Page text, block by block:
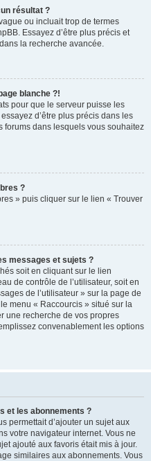
résultat ?
ou incluait trop de termes
Essayez d’être plus précis et
la recherche avancée.
blanche ?!
pour que le serveur puisse les
d’être plus précis dans les
forums dans lesquels vous souhaitez
?
» puis cliquer sur le lien « Trouver
messages et sujets ?
soit en cliquant sur le lien
de contrôle de l’utilisateur, soit en
de l’utilisateur » sur la page de
menu « Raccourcis » situé sur la
une recherche de vos propres
convenablement les options
et les abonnements ?
permettait d’ajouter un sujet aux
votre navigateur internet. Vous ne
ajouté aux favoris était mis à jour.
similaires aux abonnements. Vous